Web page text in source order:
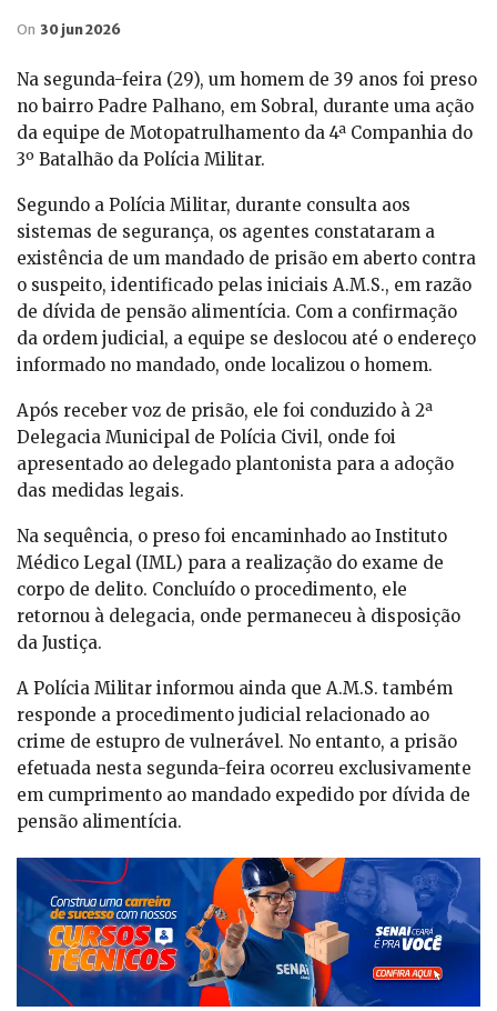
On 30 jun 2026
Na segunda-feira (29), um homem de 39 anos foi preso
no bairro Padre Palhano, em Sobral, durante uma ação
da equipe de Motopatrulhamento da 4ª Companhia do
3º Batalhão da Polícia Militar.
Segundo a Polícia Militar, durante consulta aos
sistemas de segurança, os agentes constataram a
existência de um mandado de prisão em aberto contra
o suspeito, identificado pelas iniciais A.M.S., em razão
de dívida de pensão alimentícia. Com a confirmação
da ordem judicial, a equipe se deslocou até o endereço
informado no mandado, onde localizou o homem.
Após receber voz de prisão, ele foi conduzido à 2ª
Delegacia Municipal de Polícia Civil, onde foi
apresentado ao delegado plantonista para a adoção
das medidas legais.
Na sequência, o preso foi encaminhado ao Instituto
Médico Legal (IML) para a realização do exame de
corpo de delito. Concluído o procedimento, ele
retornou à delegacia, onde permaneceu à disposição
da Justiça.
A Polícia Militar informou ainda que A.M.S. também
responde a procedimento judicial relacionado ao
crime de estupro de vulnerável. No entanto, a prisão
efetuada nesta segunda-feira ocorreu exclusivamente
em cumprimento ao mandado expedido por dívida de
pensão alimentícia.